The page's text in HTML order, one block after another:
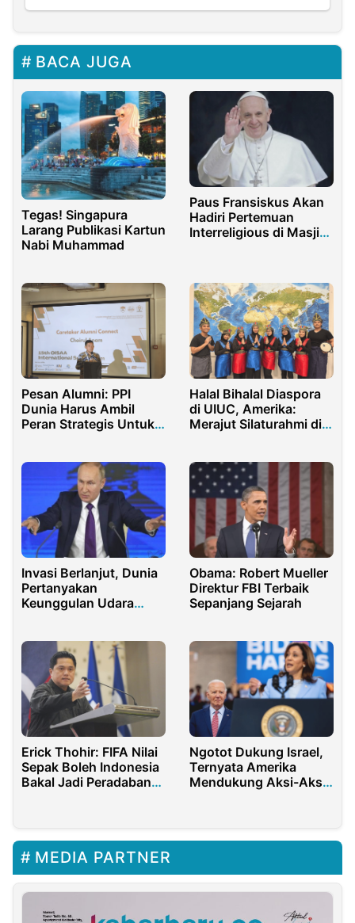
BACA JUGA
Tegas! Singapura
Larang Publikasi Kartun
Nabi Muhammad
Paus Fransiskus Akan
Hadiri Pertemuan
Interreligious di Masjid
Pesan Alumni: PPI
Dunia Harus Ambil
Peran Strategis Untuk
Halal Bihalal Diaspora
di UIUC, Amerika:
Merajut Silaturahmi di
Invasi Berlanjut, Dunia
Pertanyakan
Keunggulan Udara
Obama: Robert Mueller
Direktur FBI Terbaik
Sepanjang Sejarah
Erick Thohir: FIFA Nilai
Sepak Boleh Indonesia
Bakal Jadi Peradaban
Ngotot Dukung Israel,
Ternyata Amerika
Mendukung Aksi-Aksi
MEDIA PARTNER